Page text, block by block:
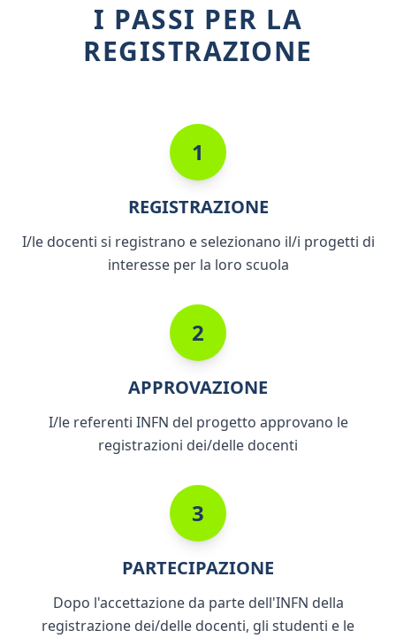
I PASSI PER LA
REGISTRAZIONE
1
REGISTRAZIONE
I/le docenti si registrano e selezionano il/i progetti di
interesse per la loro scuola
2
APPROVAZIONE
I/le referenti INFN del progetto approvano le
registrazioni dei/delle docenti
3
PARTECIPAZIONE
Dopo l'accettazione da parte dell'INFN della
registrazione dei/delle docenti, gli studenti e le